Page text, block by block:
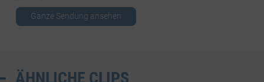
Ganze Sendung ansehen
ÄHNLICHE CLIPS